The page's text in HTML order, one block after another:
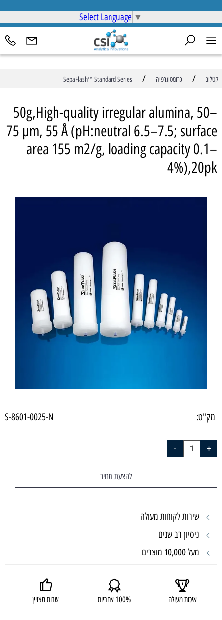
Select Language ▼
קטלוג / כרומטוגרפיה /
SepaFlash™ Standard Series
50g,High-quality irregular alumina, 50–
75 µm, 55 Å (pH:neutral 6.5–7.5; surface
area 155 m2/g, loading capacity 0.1–
4%),20pk
מק"ט: S-8601-0025-N
להצעת מחיר
שירות לקוחות מעולה
ניסיון רב שנים
מעל 10,000 מוצרים
איכות מעולה 100% אחריות שרות מצויין